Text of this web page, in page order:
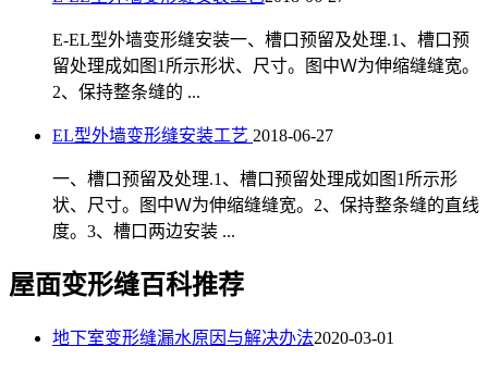
E-EL型外墙变形缝安装一、槽口预留及处理.1、槽口预
留处理成如图1所示形状、尺寸。图中Ｗ为伸缩缝缝宽。
2、保持整条缝的 ...
EL型外墙变形缝安装工艺 2018-06-27
一、槽口预留及处理.1、槽口预留处理成如图1所示形
状、尺寸。图中Ｗ为伸缩缝缝宽。2、保持整条缝的直线
度。3、槽口两边安装 ...
屋面变形缝百科推荐
地下室变形缝漏水原因与解决办法2020-03-01